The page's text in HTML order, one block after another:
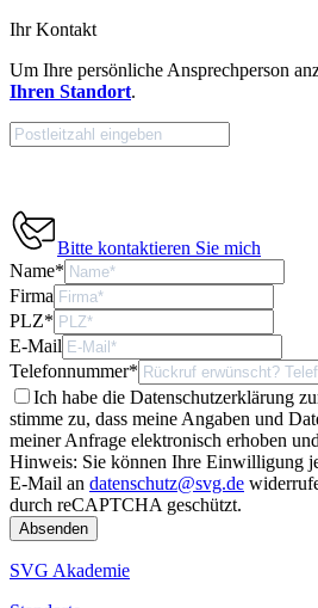
Ihr Kontakt
Um Ihre persönliche Ansprechperson
Ihren Standort.
Bitte kontaktieren Sie mich
Name*
Firma
PLZ*
E-Mail
Telefonnummer*
Ich habe die Datenschutzerklärung
stimme zu, dass meine Angaben und
meiner Anfrage elektronisch erhoben
Hinweis: Sie können Ihre Einwilligung
E-Mail an datenschutz@svg.de
durch reCAPTCHA geschützt.
SVG Akademie